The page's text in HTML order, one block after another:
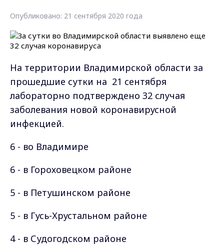
Опубликовано: 21 сентября 2020 года
На территории Владимирской области за
прошедшие сутки на 21 сентября
лабораторно подтверждено 32 случая
заболевания новой коронавирусной
инфекцией.
6 - во Владимире
6 - в Гороховецком районе
5 - в Петушинском районе
5 - в Гусь-Хрустальном районе
4 - в Судогодском районе